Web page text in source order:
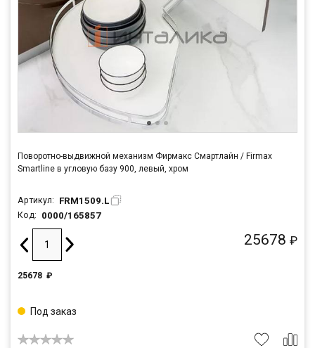
Поворотно-выдвижной механизм Фирмакс Смартлайн / Firmax
Smartline в угловую базу 900, левый, хром
Артикул: FRM1509.L
Код: 0000/165857
25678 ₽
25678 ₽
Под заказ